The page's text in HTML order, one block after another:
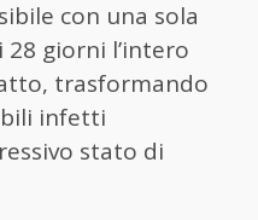
con una sola
28 giorni l’intero
trasformando
infetti
stato di